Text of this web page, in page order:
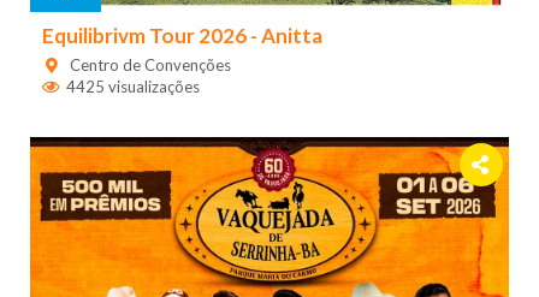
Equilibrivm Tour 2026 - Anitta
Centro de Convenções
4425 visualizações